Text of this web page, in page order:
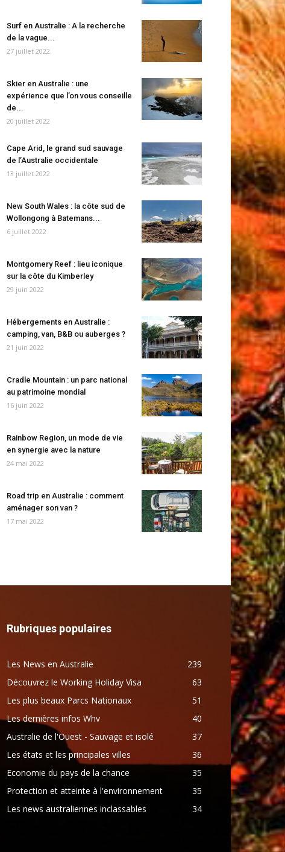
Surf en Australie : A la recherche
de la vague...
27 juillet 2022
Skier en Australie : une
expérience que l’on vous conseille
de...
20 juillet 2022
Cape Arid, le grand sud sauvage
de l’Australie occidentale
13 juillet 2022
New South Wales : la côte sud de
Wollongong à Batemans...
6 juillet 2022
Montgomery Reef : lieu iconique
sur la côte du Kimberley
29 juin 2022
Hébergements en Australie :
camping, van, B&B ou auberges ?
21 juin 2022
Cradle Mountain : un parc national
au patrimoine mondial
16 juin 2022
Rainbow Region, un mode de vie
en synergie avec la nature
24 mai 2022
Road trip en Australie : comment
aménager son van ?
17 mai 2022
Rubriques populaires
Les News en Australie
239
Découvrez le Working Holiday Visa
63
Les plus beaux Parcs Nationaux
51
Les dernières infos Whv
40
Australie de l'Ouest - Sauvage et isolé
37
Les états et les principales villes
36
Economie du pays de la chance
35
Protection et atteinte à l'environnement
35
Les news australiennes inclassables
34